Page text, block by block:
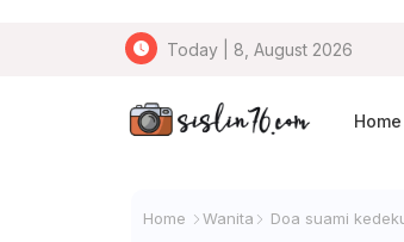
Today | 8, August 2026
Home
Home Wanita Doa suami